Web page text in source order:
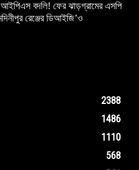
বদলি! ফের ঝাড়গ্রামের এসপি
রেঞ্জের ডিআইজি’ও
2388
1486
1110
568